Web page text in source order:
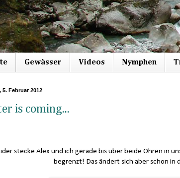
Gewässer Videos Nymphen
5. Februar 2012
is coming...
stecke Alex und ich gerade bis über beide Ohren in
begrenzt! Das ändert sich aber schon in